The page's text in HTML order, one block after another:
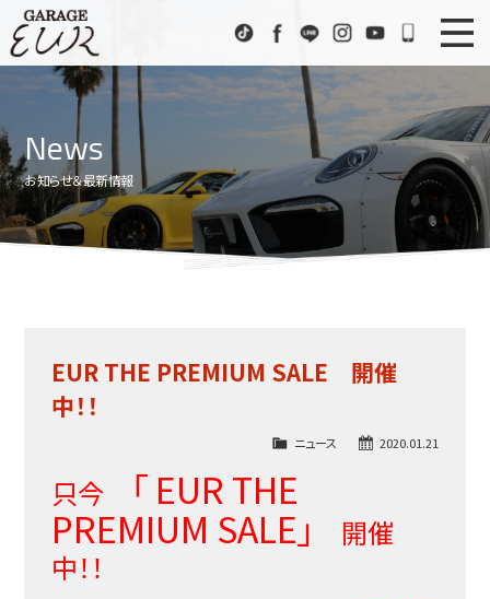
TikTokFacebook
LINE InstagramYoutube072-
ニュース
Stock List
在庫車情報
EUR Sports
EURスポーツ
アクセス
News
お知らせ＆最新情報
EUR THE PREMIUM SALE 開催
中！！
2020.01.21
ニュース
只今 「 EUR THE
PREMIUM SALE」
開催
中！！